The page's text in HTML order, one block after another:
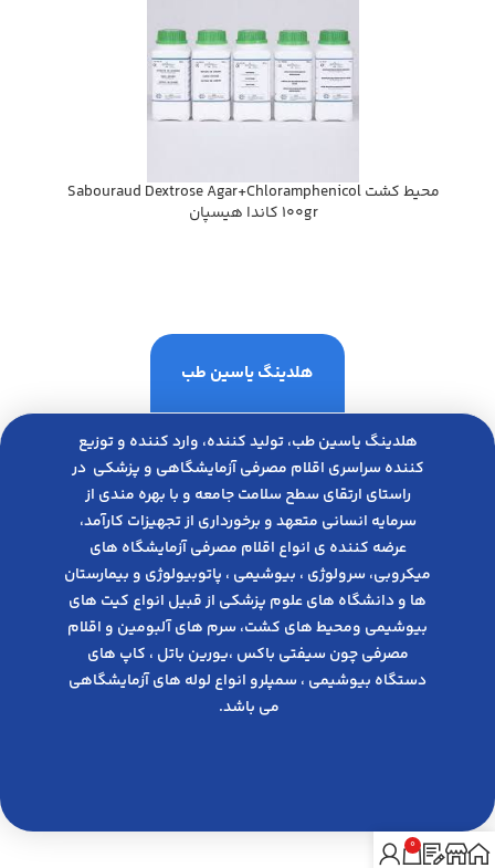
محيط كشت Sabouraud Dextrose Agar+Chloramphenicol
100gr كاندا هيسپان
هلدینگ یاسین طب
هلدینگ یاسین طب، تولید کننده، وارد کننده و توزیع
کننده سراسری اقلام مصرفی آزمایشگاهی و پزشکی در
راﺳﺘﺎی ارﺗﻘﺎی ﺳﻄﺢ ﺳﻼﻣﺖ ﺟﺎﻣﻌﻪ و ﺑﺎ ﺑﻬﺮه ﻣﻨﺪی از
ﺳﺮﻣﺎﯾﻪ انسانی متعهد و ﺑﺮﺧﻮرداری از ﺗﺠﻬﯿﺰات ﮐﺎرآﻣﺪ،
عرضه کننده ی انواع اﻗﻼم مصرفی آزﻣﺎﯾﺸﮕﺎه های
میکروبی، ﺳﺮوﻟﻮژی ، ﺑﯿﻮﺷﯿﻤﯽ ، پاتوبیولوژی و بیمارستان
ها و دانشگاه های علوم پزشکی از قبیل انواع کیت های
بیوشیمی ومحیط های کشت، سرم های آلبومین و اقلام
مصرفی چون سیفتی باکس ،یورین باتل ، کاپ های
دستگاه بیوشیمی ، سمپلرو انواع لوله های آزمایشگاهی
می باشد.
0